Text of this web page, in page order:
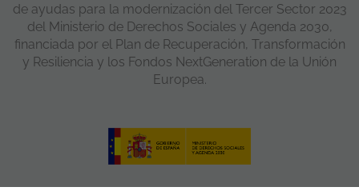
de ayudas para la modernización del Tercer Sector 2023
del Ministerio de Derechos Sociales y Agenda 2030,
financiada por el Plan de Recuperación, Transformación
y Resiliencia y los Fondos NextGeneration de la Unión
Europea.